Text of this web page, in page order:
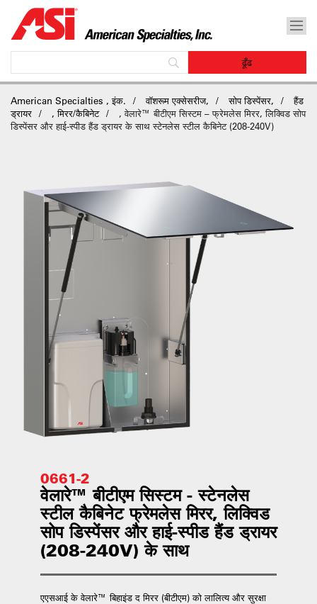
American Specialties , इंक. वॉशरूम एक्सेसरीज, सोप डिस्पेंसर,
हैंड
ड्रायर
, मिरर/कैबिनेट
, वेलारे™ बीटीएम सिस्टम – फ्रेमलेस मिरर, लिक्विड सोप
डिस्पेंसर और हाई-स्पीड हैंड ड्रायर के साथ स्टेनलेस स्टील कैबिनेट (208-240V)
0661-2
वेलारे™ बीटीएम सिस्टम - स्टेनलेस
स्टील कैबिनेट फ्रेमलेस मिरर, लिक्विड
सोप डिस्पेंसर और हाई-स्पीड हैंड ड्रायर
(208-240V) के साथ
एएसआई के वेलारे™ बिहाइंड द मिरर (बीटीएम) को लालित्य और सुरक्षा